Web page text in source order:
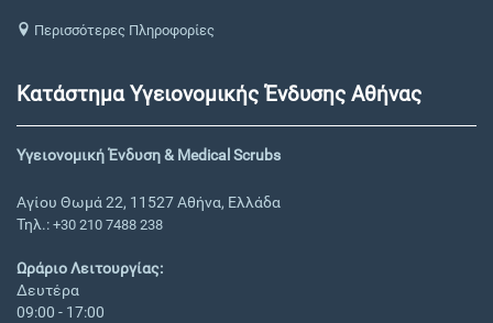
Περισσότερες Πληροφορίες
Κατάστημα Υγειονομικής Ένδυσης Αθήνας
Υγειονομική Ένδυση & Medical Scrubs
Αγίου Θωμά 22, 11527 Αθήνα, Ελλάδα
Τηλ.: +30 210 7488 238
Ωράριο Λειτουργίας:
Δευτέρα
09:00 - 17:00